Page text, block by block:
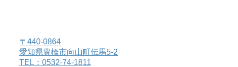
〒440-0864
愛知県豊橋市向山町伝馬5-2
TEL：0532-74-1811